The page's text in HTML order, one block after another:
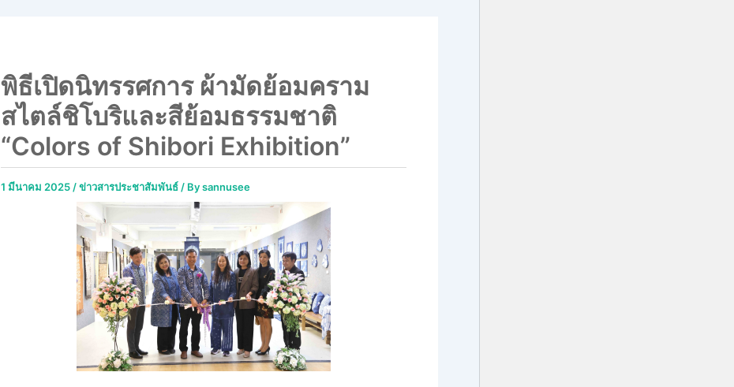
พิธีเปิดนิทรรศการ ผ้ามัดย้อมคราม
สไตล์ชิโบริและสีย้อมธรรมชาติ
“Colors of Shibori Exhibition”
1 มีนาคม 2025 /ข่าวสารประชาสัมพันธ์ / Bysannusee